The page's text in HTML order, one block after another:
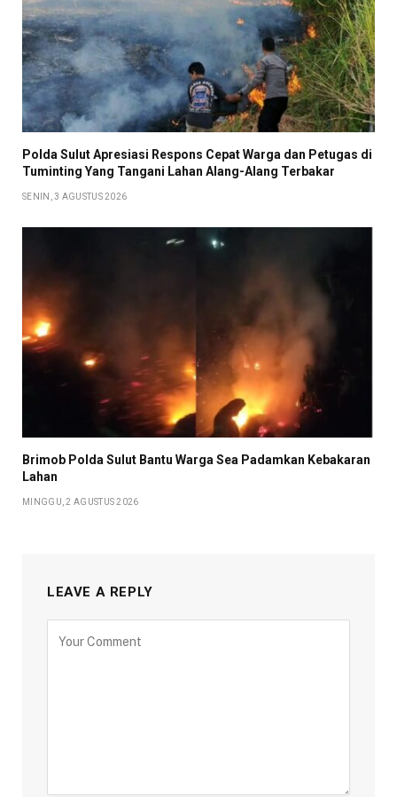
Polda Sulut Apresiasi Respons Cepat Warga dan Petugas di
Tuminting Yang Tangani Lahan Alang-Alang Terbakar
SENIN, 3 AGUSTUS 2026
Brimob Polda Sulut Bantu Warga Sea Padamkan Kebakaran
Lahan
MINGGU, 2 AGUSTUS 2026
LEAVE A REPLY